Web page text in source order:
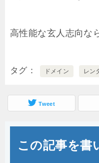
高性能な玄人志向な
タグ ドメイン レン
Tweet
この記事を書